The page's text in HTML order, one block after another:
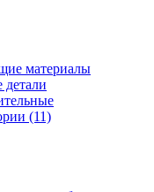
материалы
детали
(11)